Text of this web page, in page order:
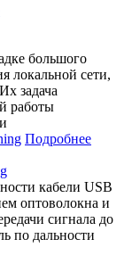
большого
локальной сети,
задача
работы
Подробнее
кабели USB
оптоволокна и
сигнала до
по дальности